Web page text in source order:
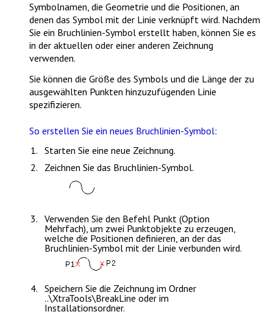
Symbolnamen, die Geometrie und die Positionen, an
denen das Symbol mit der Linie verknüpft wird. Nachdem
Sie ein Bruchlinien-Symbol erstellt haben, können Sie es
in der aktuellen oder einer anderen Zeichnung
verwenden.
Sie können die Größe des Symbols und die Länge der zu
ausgewählten Punkten hinzuzufügenden Linie
spezifizieren.
So erstellen Sie ein neues Bruchlinien-Symbol:
Starten Sie eine neue Zeichnung.
Zeichnen Sie das Bruchlinien-Symbol.
Verwenden Sie den Befehl Punkt (Option
Mehrfach), um zwei Punktobjekte zu erzeugen,
welche die Positionen definieren, an der das
Bruchlinien-Symbol mit der Linie verbunden wird.
Speichern Sie die Zeichnung im Ordner
..\XtraTools\BreakLine oder im
Installationsordner.